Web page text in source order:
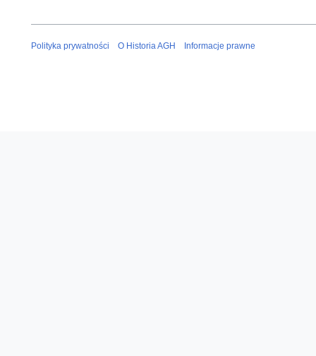
Polityka prywatności O Historia AGH Informacje prawne